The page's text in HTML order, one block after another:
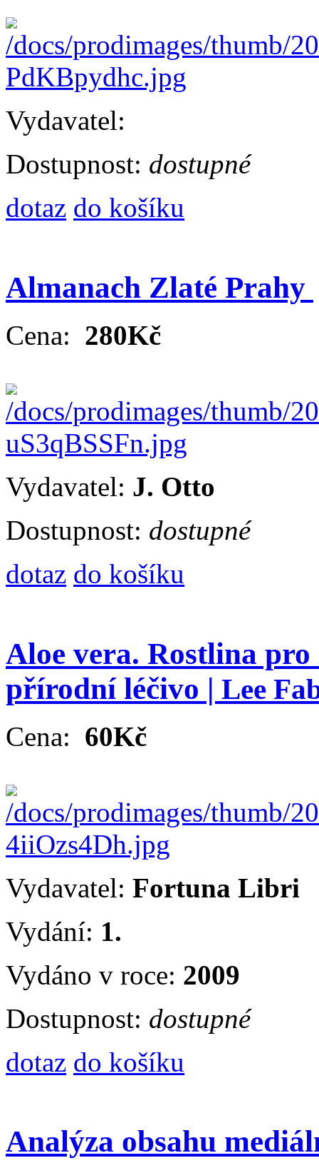
Vydavatel:
Dostupnost: dostupné
dotaz do košíku
Almanach Zlaté Prahy
Cena: 280Kč
Vydavatel: J. Otto
Dostupnost: dostupné
dotaz do košíku
Aloe vera. Rostlina
přírodní léčivo | Lee
Cena: 60Kč
Vydavatel: Fortuna Libri
Vydání: 1.
Vydáno v roce: 2009
Dostupnost: dostupné
dotaz do košíku
Analýza obsahu